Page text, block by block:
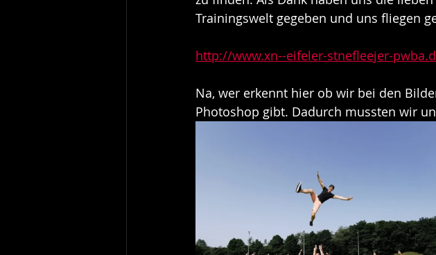
Trainingswelt gegeben und uns fliegen
http://www.xn--eifeler-stnefleejer-
Na, wer erkennt hier ob wir bei den
Photoshop gibt. Dadurch mussten wir